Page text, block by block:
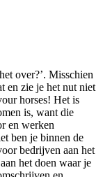
over?’. Misschien
en zie je het nut niet
horses! Het is
is, want die
en werken
ben je binnen de
bedrijven aan het
het doen waar je